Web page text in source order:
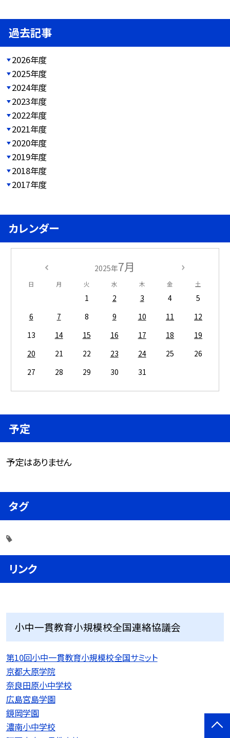
過去記事
2026年度
2025年度
2024年度
2023年度
2022年度
2021年度
2020年度
2019年度
2018年度
2017年度
カレンダー
2025年7月
日 月 火 水 木 金 土
1 2 3 4
5
6
7 8 9 10 11
12
13
14 15 16 17 18
19
20
21 22 23 24 25
26
27
28 29 30 31
予定
予定はありません
タグ
リンク
小中一貫教育小規模校全国連絡協議会
第10回小中一貫教育小規模校全国サミット
京都大原学院
奈良田原小中学校
広島宮島学園
鏡岡学園
濃南小中学校